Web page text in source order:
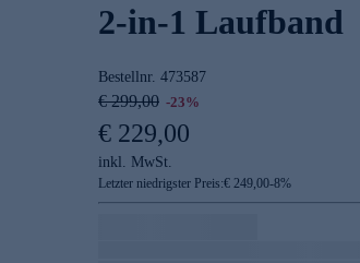
2-in-1 Laufband
Bestellnr. 473587
€ 299,00 -23%
€ 229,00
inkl. MwSt.
Letzter niedrigster Preis:€ 249,00-8%